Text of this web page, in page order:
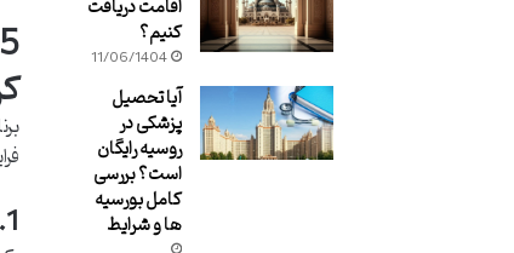
1. اخذ مستقیم اقامت دائم (PR) برای شما و تمامی اعضای خانواده
اقامت دریافت
کنیم؟
11/06/1404
آیا تحصیل
پزشکی در
روسیه رایگان
است؟ بررسی
کامل بورسیه
ها و شرایط